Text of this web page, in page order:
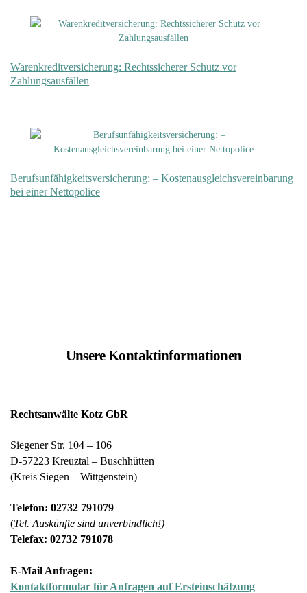
Warenkreditversicherung: Rechtssicherer Schutz vor
Zahlungsausfällen
Berufsunfähigkeitsversicherung: – Kostenausgleichsvereinbarung
bei einer Nettopolice
Unsere Kontaktinformationen
Rechtsanwälte Kotz GbR
Siegener Str. 104 – 106
D-57223 Kreuztal – Buschhütten
(Kreis Siegen – Wittgenstein)
Telefon: 02732 791079
(Tel. Auskünfte sind unverbindlich!)
Telefax: 02732 791078
E-Mail Anfragen:
Kontaktformular für Anfragen auf Ersteinschätzung